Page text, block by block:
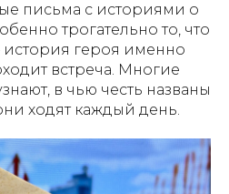
письма с историями о
трогательно то, что
история героя именно
встреча. Многие
в чью честь названы
ходят каждый день.